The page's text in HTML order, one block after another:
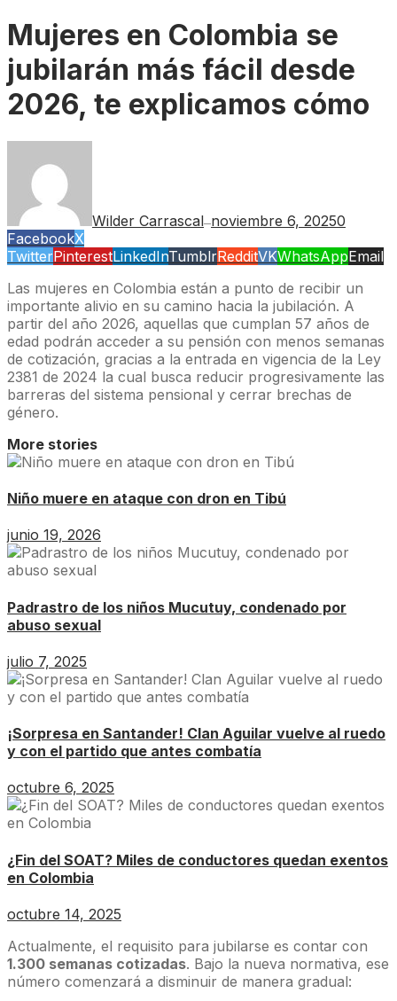
Mujeres en Colombia se
jubilarán más fácil desde
2026, te explicamos cómo
Wilder Carrascal—noviembre 6, 20250
FacebookX
TwitterPinterestLinkedInTumblrRedditVKWhatsAppEmail
Las mujeres en Colombia están a punto de recibir un
importante alivio en su camino hacia la jubilación. A
partir del año 2026, aquellas que cumplan 57 años de
edad podrán acceder a su pensión con menos semanas
de cotización, gracias a la entrada en vigencia de la Ley
2381 de 2024 la cual busca reducir progresivamente las
barreras del sistema pensional y cerrar brechas de
género.
More stories
Niño muere en ataque con dron en Tibú
junio 19, 2026
Padrastro de los niños Mucutuy, condenado por
abuso sexual
julio 7, 2025
¡Sorpresa en Santander! Clan Aguilar vuelve al ruedo
y con el partido que antes combatía
octubre 6, 2025
¿Fin del SOAT? Miles de conductores quedan exentos
en Colombia
octubre 14, 2025
Actualmente, el requisito para jubilarse es contar con
1.300 semanas cotizadas. Bajo la nueva normativa, ese
número comenzará a disminuir de manera gradual: